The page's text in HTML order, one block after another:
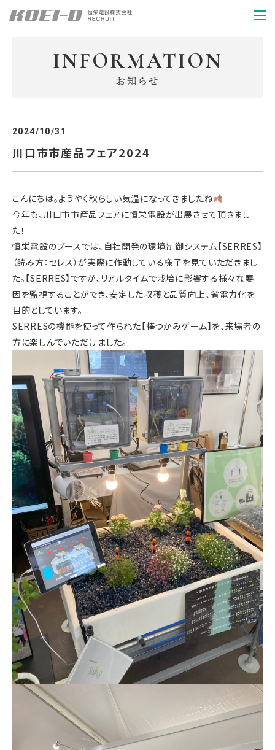
INFORMATION
お知らせ
2024/10/31
川口市市産品フェア2024
こんにちは。ようやく秋らしい気温になってきましたね
今年も、川口市市産品フェアに恒栄電設が出展させて頂きまし
た！
恒栄電設のブースでは、自社開発の環境制御システム【SERRES】
（読み方：セレス）が実際に作動している様子を見ていただきまし
た。【SERRES】ですが、リアルタイムで栽培に影響する様々な要
因を監視することができ、安定した収穫と品質向上、省電力化を
目的としています。
SERRESの機能を使って作られた【棒つかみゲーム】を、来場者の
方に楽しんでいただけました。